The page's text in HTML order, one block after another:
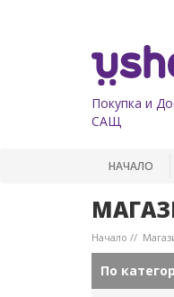
Покупка и
САЩ
НАЧАЛО
Начало
По